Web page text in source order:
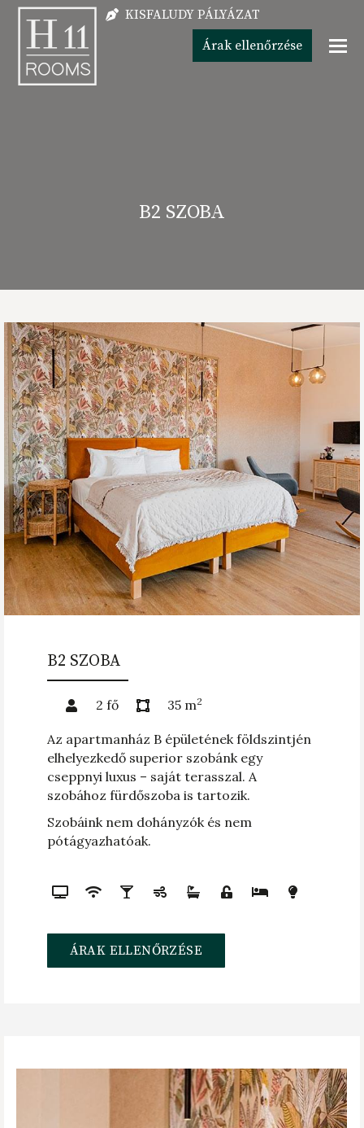
KISFALUDY PÁLYÁZAT
Árak ellenőrzése
B2 SZOBA
B2 SZOBA
2 fő 35 m2
Az apartmanház B épületének földszintjén
elhelyezkedő superior szobánk egy
cseppnyi luxus – saját terasszal. A
szobához fürdőszoba is tartozik.
Szobáink nem dohányzók és nem
pótágyazhatóak.
ÁRAK ELLENŐRZÉSE